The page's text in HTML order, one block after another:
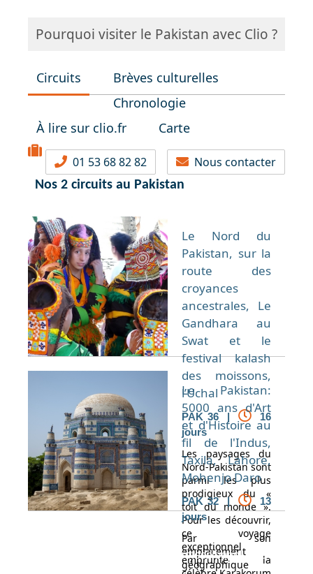
Pourquoi visiter le Pakistan avec Clio ?
Circuits
Brèves culturelles
Chronologie
À lire sur clio.fr
Carte
01 53 68 82 82 Nous contacter
Nos 2 circuits au Pakistan
Le Nord du
Pakistan, sur la
route des
croyances
ancestrales, Le
Gandhara au
Swat et le
festival kalash
des moissons,
l’Uchal
PAK 36 |
16
jours
Les paysages du
Nord-Pakistan sont
parmi les plus
prodigieux du «
toit du monde ».
Pour les découvrir,
ce voyage
exceptionnel
emprunte la
Le Pakistan:
5000 ans d'Art
et d'Histoire au
fil de l'Indus,
Taxila, Lahore,
Mohenjo Daro
PAK 32 |
13
jours
Par son
emplacement
géographique
Espace professionnel Contact